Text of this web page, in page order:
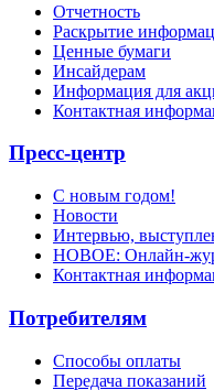
Отчетность
Раскрытие
Ценные бумаги
Инсайдерам
Информация для
Контактная
Пресс-центр
С новым годом!
Новости
Интервью,
НОВОЕ: Онлайн-
Контактная
Потребителям
Способы оплаты
Передача показаний